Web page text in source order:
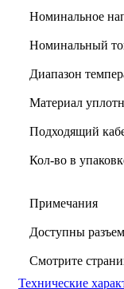
Номинальное
Номинальный
Диапазон
Материал
Подходящий
Кол-во в
Примечания
Доступны
Смотрите
Технические